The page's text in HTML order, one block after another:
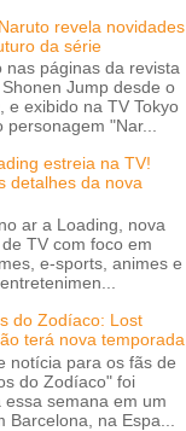
revela novidades
da série
nas páginas da revista
Jump desde o
e exibido na TV Tokyo
personagem "Nar...
estreia na TV!
detalhes da nova
ar a Loading, nova
TV com foco em
e-sports, animes e
do Zodíaco: Lost
terá nova temporada
notícia para os fãs de
do Zodíaco" foi
essa semana em um
na Espa...